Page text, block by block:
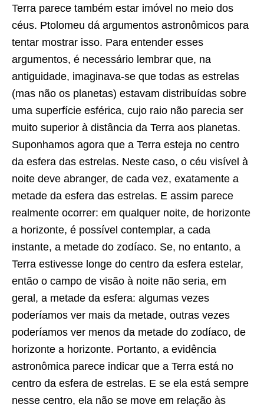
Terra parece também estar imóvel no meio dos
céus. Ptolomeu dá argumentos astronômicos para
tentar mostrar isso. Para entender esses
argumentos, é necessário lembrar que, na
antiguidade, imaginava-se que todas as estrelas
(mas não os planetas) estavam distribuídas sobre
uma superfície esférica, cujo raio não parecia ser
muito superior à distância da Terra aos planetas.
Suponhamos agora que a Terra esteja no centro
da esfera das estrelas. Neste caso, o céu visível à
noite deve abranger, de cada vez, exatamente a
metade da esfera das estrelas. E assim parece
realmente ocorrer: em qualquer noite, de horizonte
a horizonte, é possível contemplar, a cada
instante, a metade do zodíaco. Se, no entanto, a
Terra estivesse longe do centro da esfera estelar,
então o campo de visão à noite não seria, em
geral, a metade da esfera: algumas vezes
poderíamos ver mais da metade, outras vezes
poderíamos ver menos da metade do zodíaco, de
horizonte a horizonte. Portanto, a evidência
astronômica parece indicar que a Terra está no
centro da esfera de estrelas. E se ela está sempre
nesse centro, ela não se move em relação às